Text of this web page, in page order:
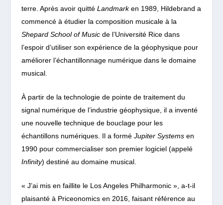
terre. Après avoir quitté Landmarken 1989, Hildebrand a
commencé à étudier la composition musicale à la
Shepard School of Musicde l’Université Rice dans
l’espoir d’utiliser son expérience de la géophysique pour
améliorer l’échantillonnage numérique dans le domaine
musical.
À partir de la technologie de pointe de traitement du
signal numérique de l’industrie géophysique, il a inventé
une nouvelle technique de bouclage pour les
échantillons numériques. Il a formé Jupiter Systemsen
1990 pour commercialiser son premier logiciel (appelé
Infinity) destiné au domaine musical.
« J’ai mis en faillite le Los Angeles Philharmonic », a-t-il
plaisanté à Priceonomics en 2016, faisant référence au